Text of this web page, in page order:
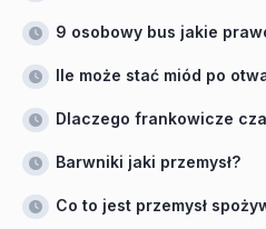
9 osobowy bus jakie
Ile może stać miód po
Dlaczego frankowicze
Barwniki jaki przemysł?
Co to jest przemysł